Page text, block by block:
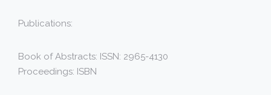
Publications:
Book of Abstracts: ISSN: 2965-4130
Proceedings: ISBN